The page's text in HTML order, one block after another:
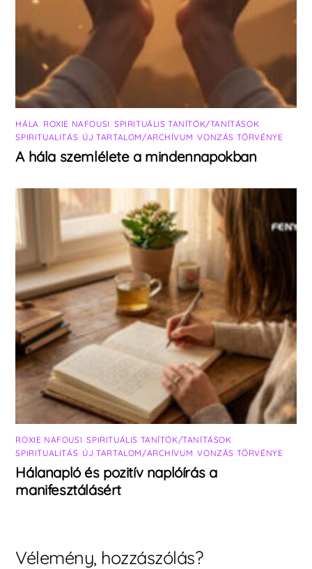
HÁLA ROXIE NAFOUSI SPIRITUÁLIS TANÍTÓK/TANÍTÁSOK
SPIRITUALITÁS ÚJ TARTALOM/ARCHÍVUM ,VONZÁS TÖRVÉNYE
A hála szemlélete a mindennapokban
ROXIE NAFOUSI ,SPIRITUÁLIS TANÍTÓK/TANÍTÁSOK
SPIRITUALITÁS ÚJ TARTALOM/ARCHÍVUM ,VONZÁS TÖRVÉNYE
Hálanapló és pozitív naplóírás a
manifesztálásért
Vélemény, hozzászólás?